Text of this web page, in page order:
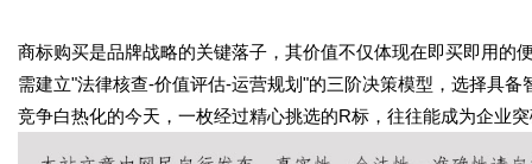
商标购买是品牌战略的关键落子，其价值不仅体现在即买即用的
需建立"法律核查-价值评估-运营规划"的三阶决策模型，选择具
竞争白热化的今天，一枚经过精心挑选的R标，往往能成为企业